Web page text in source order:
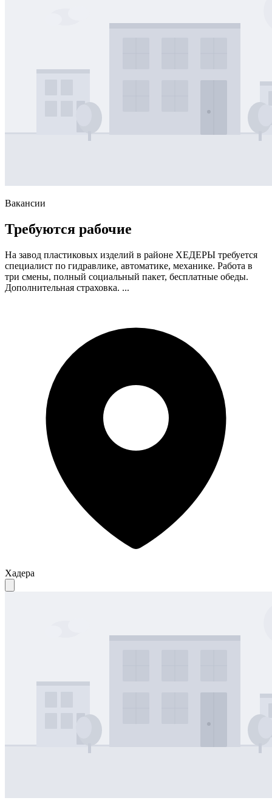
Вакансии
Требуются рабочие
На завод пластиковых изделий в районе ХЕДЕРЫ требуется
специалист по гидравлике, автоматике, механике. Работа в
три смены, полный социальный пакет, бесплатные обеды.
Дополнительная страховка. ...
Хадера